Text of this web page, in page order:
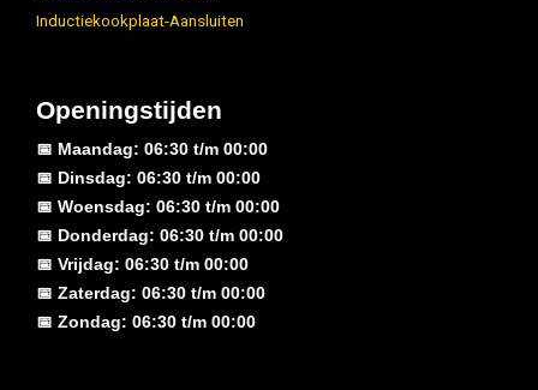
Inductiekookplaat-Aansluiten
Openingstijden
📅 Maandag: 06:30 t/m 00:00
📅 Dinsdag: 06:30 t/m 00:00
📅 Woensdag: 06:30 t/m 00:00
📅 Donderdag: 06:30 t/m 00:00
📅 Vrijdag: 06:30 t/m 00:00
📅 Zaterdag: 06:30 t/m 00:00
📅 Zondag: 06:30 t/m 00:00